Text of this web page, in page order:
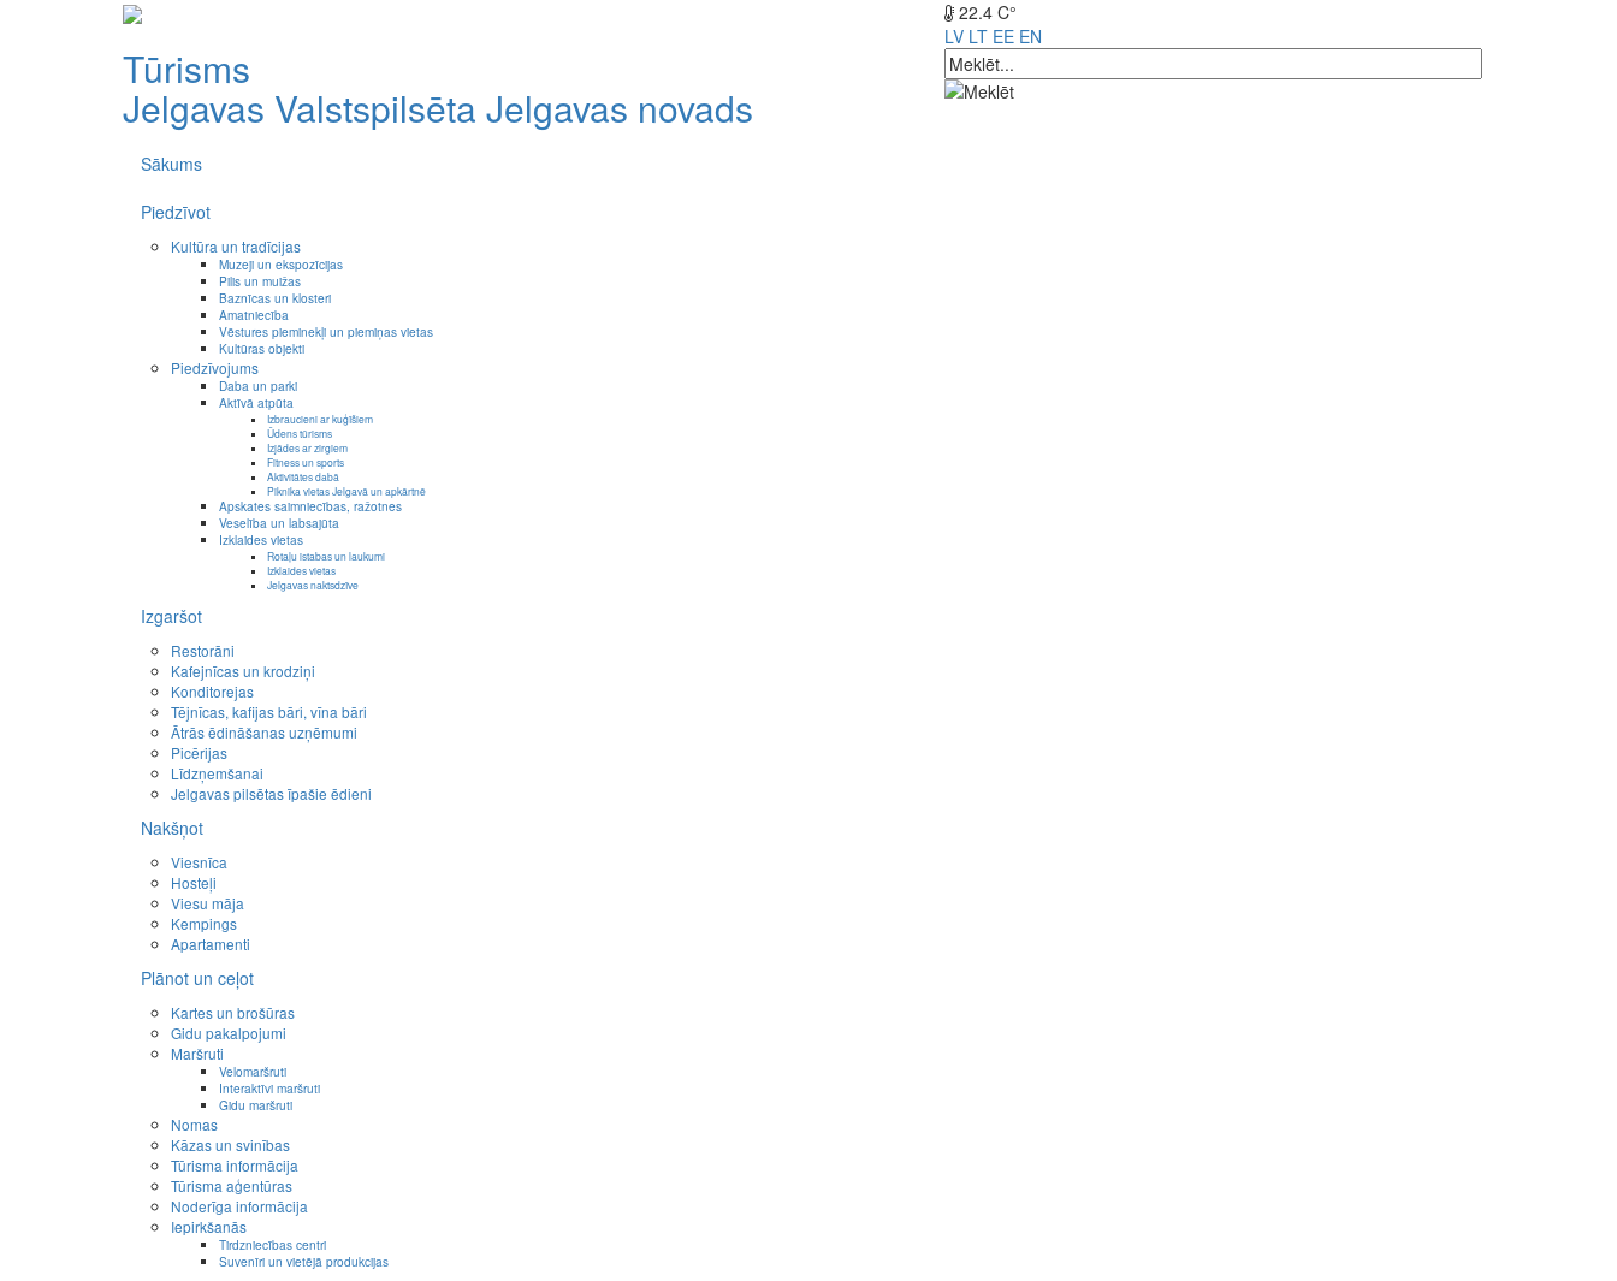
Tūrisms
Jelgavas Valstspilsēta Jelgavas novads
22.4 C°
LV LT EE EN
Sākums
Piedzīvot
Kultūra un tradīcijas
Muzeji un ekspozīcijas
Pilis un muižas
Baznīcas un klosteri
Amatniecība
Vēstures pieminekļi un piemiņas vietas
Kultūras objekti
Piedzīvojums
Daba un parki
Aktīvā atpūta
Izbraucieni ar kuģīšiem
Ūdens tūrisms
Izjādes ar zirgiem
Fitness un sports
Aktivitātes dabā
Piknika vietas Jelgavā un apkārtnē
Apskates saimniecības, ražotnes
Veselība un labsajūta
Izklaides vietas
Rotaļu istabas un laukumi
Izklaides vietas
Jelgavas naktsdzīve
Izgaršot
Restorāni
Kafejnīcas un krodziņi
Konditorejas
Tējnīcas, kafijas bāri, vīna bāri
Ātrās ēdināšanas uzņēmumi
Picērijas
Līdzņemšanai
Jelgavas pilsētas īpašie ēdieni
Nakšņot
Viesnīca
Hosteļi
Viesu māja
Kempings
Apartamenti
Plānot un ceļot
Kartes un brošūras
Gidu pakalpojumi
Maršruti
Velomaršruti
Interaktīvi maršruti
Gidu maršruti
Nomas
Kāzas un svinības
Tūrisma informācija
Tūrisma aģentūras
Noderīga informācija
Iepirkšanās
Tirdzniecības centri
Suvenīri un vietējā produkcijas